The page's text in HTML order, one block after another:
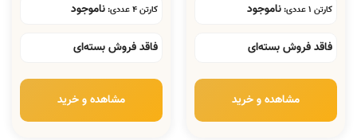
کارتن 1 عددی: ناموجود
فاقد فروش بسته‌ای
مشاهده و خرید
کارتن 4 عددی: ناموجود
فاقد فروش بسته‌ای
مشاهده و خرید